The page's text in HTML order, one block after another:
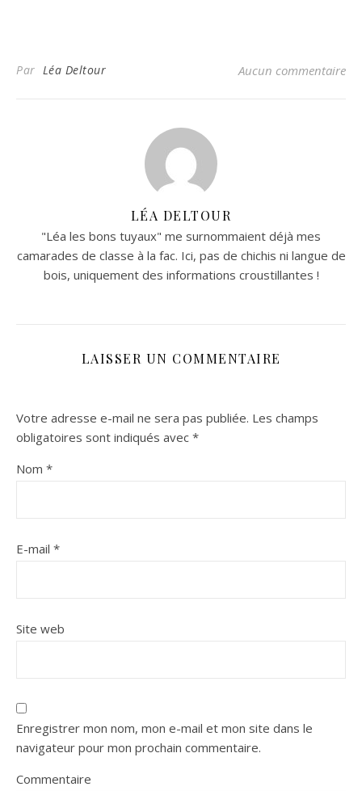
Par Léa Deltour Aucun commentaire
LÉA DELTOUR
"Léa les bons tuyaux" me surnommaient déjà mes
camarades de classe à la fac. Ici, pas de chichis ni langue de
bois, uniquement des informations croustillantes !
LAISSER UN COMMENTAIRE
Votre adresse e-mail ne sera pas publiée. Les champs
obligatoires sont indiqués avec *
Nom *
E-mail *
Site web
Enregistrer mon nom, mon e-mail et mon site dans le
navigateur pour mon prochain commentaire.
Commentaire